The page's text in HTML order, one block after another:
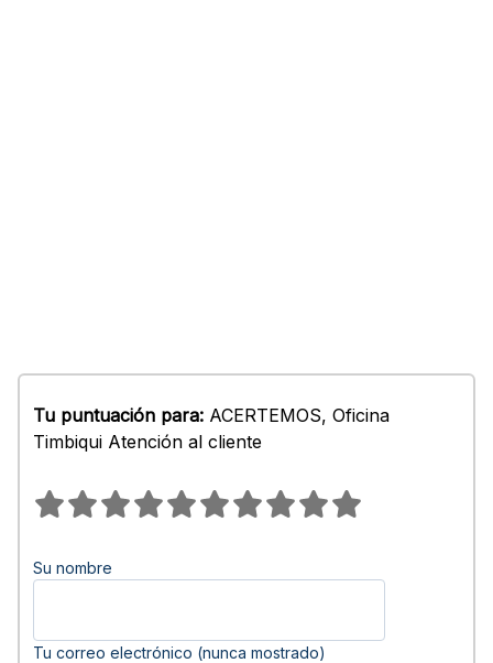
Tu puntuación para: ACERTEMOS, Oficina
Timbiqui Atención al cliente
Su nombre
Tu correo electrónico (nunca mostrado)